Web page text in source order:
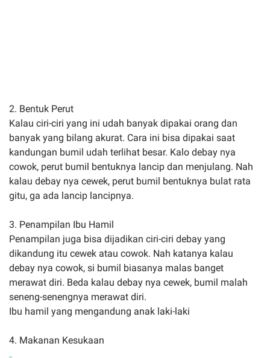
2. Bentuk Perut
Kalau ciri-ciri yang ini udah banyak dipakai orang dan
banyak yang bilang akurat. Cara ini bisa dipakai saat
kandungan bumil udah terlihat besar. Kalo debay nya
cowok, perut bumil bentuknya lancip dan menjulang. Nah
kalau debay nya cewek, perut bumil bentuknya bulat rata
gitu, ga ada lancip lancipnya.
3. Penampilan Ibu Hamil
Penampilan juga bisa dijadikan ciri-ciri debay yang
dikandung itu cewek atau cowok. Nah katanya kalau
debay nya cowok, si bumil biasanya malas banget
merawat diri. Beda kalau debay nya cewek, bumil malah
seneng-senengnya merawat diri.
Ibu hamil yang mengandung anak laki-laki
4. Makanan Kesukaan